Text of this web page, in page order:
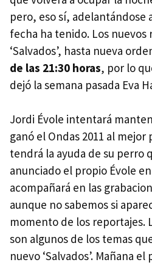
pero, eso sí, adelantándose
fecha ha tenido. Los nuevos
‘Salvados’, hasta nueva
de las 21:30 horas, por lo
dejó la semana pasada Eva
Jordi Évole intentará
ganó el Ondas 2011 al
tendrá la ayuda de su perro
anunciado el propio Évole
acompañará en las
aunque no sabemos si
momento de los reportajes.
son algunos de los temas
nuevo ‘Salvados’. Mañana